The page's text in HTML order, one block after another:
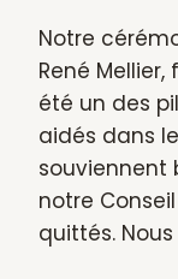
Notre
René
été un des
aidés dans
souviennent
notre
quittés.